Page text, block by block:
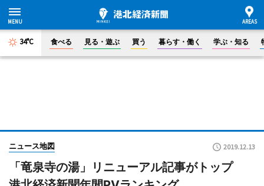
34°C 食べる 見る・遊ぶ 買う 暮らす・働く 学ぶ・知る
ニュース地図 2019.12.13
「竜泉寺の湯」リニューアル記事がトップ